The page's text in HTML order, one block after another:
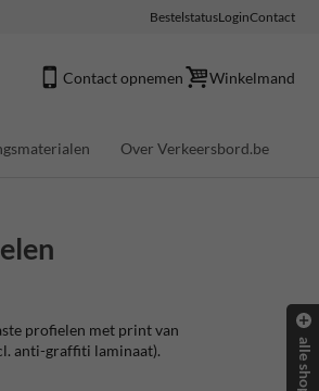
BestelstatusLoginContact
Contact opnemen Winkelmand
Over Verkeersbord.be
profielen met print van
anti-graffiti laminaat).
alle shops